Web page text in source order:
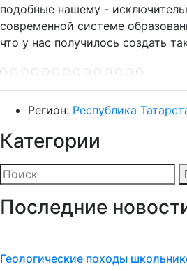
подобные нашему -
современной системе
что у нас получилось создать
Регион: Республика
Категории
Последние
Геологические походы